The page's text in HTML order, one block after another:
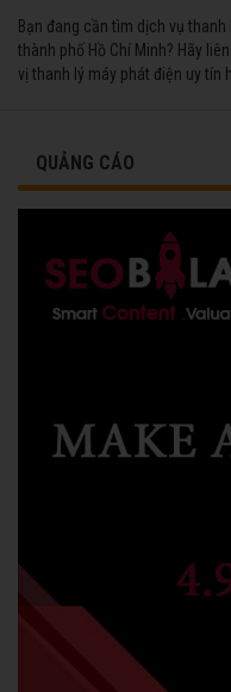
Bạn đang cần tìm dịch vụ
thành phố Hồ Chí Minh? Hãy
vị thanh lý máy phát điện uy tín
QUẢNG CÁO